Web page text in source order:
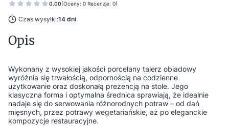
0.00(Oceny: 0 Recenzje: 0)
Czas wysyłki:14 dni
Opis
Wykonany z wysokiej jakości porcelany talerz obiadowy
wyróżnia się trwałością, odpornością na codzienne
użytkowanie oraz doskonałą prezencją na stole. Jego
klasyczna forma i optymalna średnica sprawiają, że idealnie
nadaje się do serwowania różnorodnych potraw – od dań
mięsnych, przez potrawy wegetariańskie, aż po eleganckie
kompozycje restauracyjne.